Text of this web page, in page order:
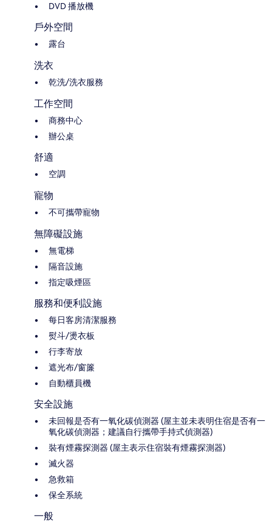
DVD 播放機
戶外空間
露台
洗衣
乾洗/洗衣服務
工作空間
商務中心
辦公桌
舒適
空調
寵物
不可攜帶寵物
無障礙設施
無電梯
隔音設施
指定吸煙區
服務和便利設施
每日客房清潔服務
熨斗/燙衣板
行李寄放
遮光布/窗簾
自動櫃員機
安全設施
未回報是否有一氧化碳偵測器 (屋主並未表明住宿是否有一
氧化碳偵測器；建議自行攜帶手持式偵測器)
裝有煙霧探測器 (屋主表示住宿裝有煙霧探測器)
滅火器
急救箱
保全系統
一般